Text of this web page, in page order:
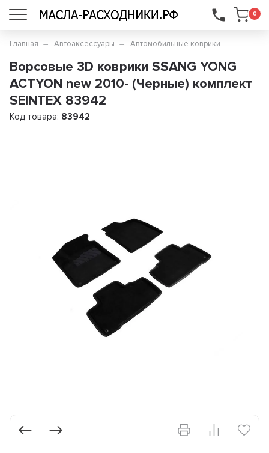
0
...
Главная Автоаксессуары Автомобильные коврики
Ворсовые 3D коврики SSANG YONG
ACTYON new 2010- (Черные) комплект
SEINTEX 83942
Код товара: 83942